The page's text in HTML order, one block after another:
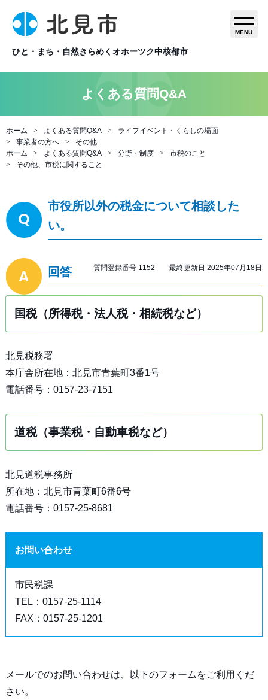
ひと・まち・自然きらめくオホーツク中核都市
MENU
よくある質問Q&A
ホーム よくある質問Q&A
ライフイベント・くらしの場面
事業者の方へ
その他
ホーム
よくある質問Q&A 分野・制度
市税のこと
その他、市税に関すること
市役所以外の税金について相談した
い。
回答 質問登録番号 1152 最終更新日 2025年07月18日
国税（所得税・法人税・相続税など）
北見税務署
本庁舎所在地：北見市青葉町3番1号
電話番号：0157-23-7151
道税（事業税・自動車税など）
北見道税事務所
所在地：北見市青葉町6番6号
電話番号：0157-25-8681
お問い合わせ
市民税課
TEL：0157-25-1114
FAX：0157-25-1201
メールでのお問い合わせは、以下のフォームをご利用くだ
さい。